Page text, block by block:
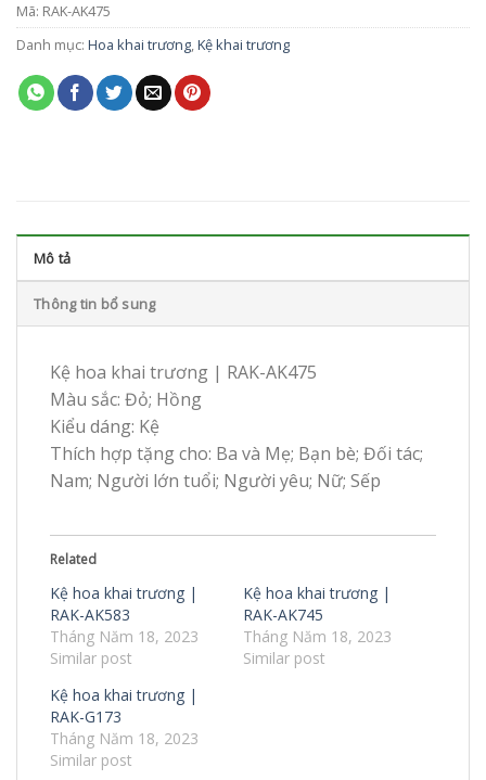
Mã: RAK-AK475
Danh mục: Hoa khai trương,Kệ khai trương
Mô tả
Thông tin bổ sung
Kệ hoa khai trương | RAK-AK475
Màu sắc: Đỏ; Hồng
Kiểu dáng: Kệ
Thích hợp tặng cho: Ba và Mẹ; Bạn bè; Đối tác;
Nam; Người lớn tuổi; Người yêu; Nữ; Sếp
Related
Kệ hoa khai trương |
RAK-AK583
Tháng Năm 18, 2023
Similar post
Kệ hoa khai trương |
RAK-AK745
Tháng Năm 18, 2023
Similar post
Kệ hoa khai trương |
RAK-G173
Tháng Năm 18, 2023
Similar post